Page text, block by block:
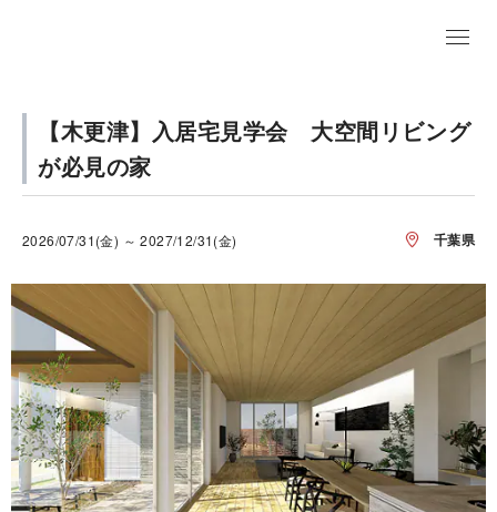
【木更津】入居宅見学会 大空間リビング
が必見の家
2026/07/31(金) ～ 2027/12/31(金) 千葉県